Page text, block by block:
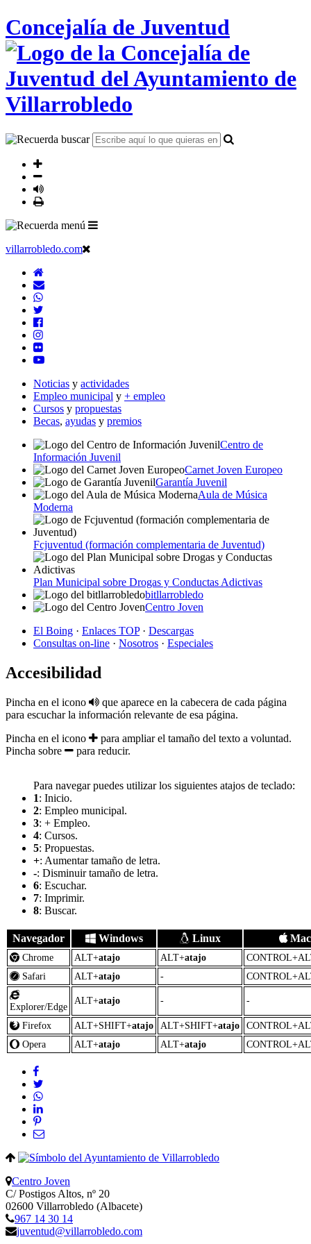
Concejalía de Juventud
villarrobledo.com
Noticias y actividades
Empleo municipal y + empleo
Cursos y propuestas
Becas, ayudas y premios
Centro de
Información Juvenil
Carnet Joven Europeo
Garantía Juvenil
Aula de Música
Moderna
Fcjuventud (formación complementaria de Juventud)
Plan Municipal sobre Drogas y Conductas Adictivas
bitllarrobledo
Centro Joven
El Boing · Enlaces TOP· Descargas
Consultas on-line · Nosotros · Especiales
Accesibilidad
Pincha en el icono
que aparece en la cabecera de cada página
para escuchar la información relevante de esa página.
Pincha en el icono
para ampliar el tamaño del texto a voluntad.
Pincha sobre
para reducir.
Para navegar puedes utilizar los siguientes atajos de teclado:
1: Inicio.
2: Empleo municipal.
3: + Empleo.
4: Cursos.
5: Propuestas.
+: Aumentar tamaño de letra.
-: Disminuir tamaño de letra.
6: Escuchar.
7: Imprimir.
8: Buscar.
Navegador Windows Linux Mac
Chrome ALT+atajo ALT+atajo
Safari
ALT+atajo -
Explorer/Edge
ALT+atajo - -
Firefox ALT+SHIFT+atajo ALT+SHIFT+atajo
Opera
ALT+atajo ALT+atajo
Centro Joven
C/ Postigos Altos, nº 20
02600 Villarrobledo (Albacete)
967 14 30 14
juventud@villarrobledo.com